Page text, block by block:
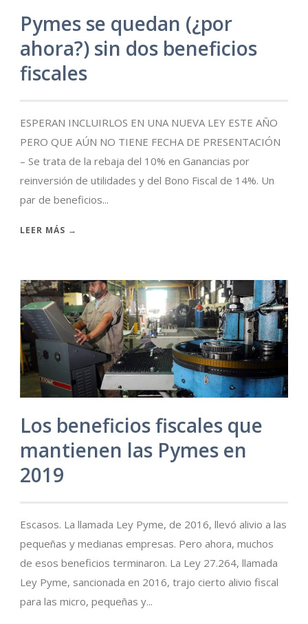
Pymes se quedan (¿por
ahora?) sin dos beneficios
fiscales
ESPERAN INCLUIRLOS EN UNA NUEVA LEY ESTE AÑO
PERO QUE AÚN NO TIENE FECHA DE PRESENTACIÓN
– Se trata de la rebaja del 10% en Ganancias por
reinversión de utilidades y del Bono Fiscal de 14%. Un
par de beneficios...
LEER MÁS →
Los beneficios fiscales que
mantienen las Pymes en
2019
Escasos. La llamada Ley Pyme, de 2016, llevó alivio a las
pequeñas y medianas empresas. Pero ahora, muchos
de esos beneficios terminaron. La Ley 27.264, llamada
Ley Pyme, sancionada en 2016, trajo cierto alivio fiscal
para las micro, pequeñas y...